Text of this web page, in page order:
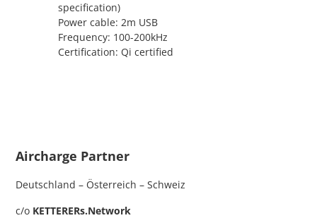
specification)
Power cable: 2m USB
Frequency: 100-200kHz
Certification: Qi certified
Aircharge Partner
Deutschland – Österreich – Schweiz
c/o KETTERERs.Network